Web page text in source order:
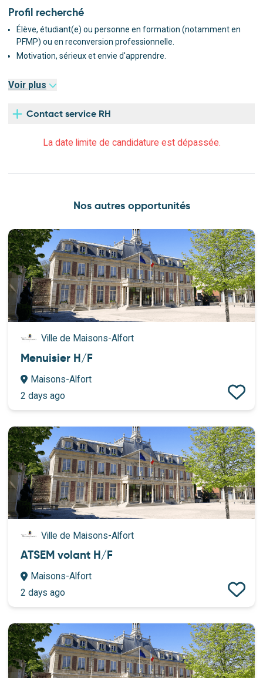
Participer aux activités quotidiennes du service.
Assister les agents dans leurs missions.
Découvrir le fonctionnement d'une collectivité territoriale.
Transmets un CV et une lettre de motivation.
stage.
souhaitée.
Profil recherché
Élève, étudiant(e) ou personne en formation (notamment en
PFMP) ou en reconversion professionnelle.
Motivation, sérieux et envie d'apprendre.
Voir plus
Contact service RH
La date limite de candidature est dépassée.
Nos autres opportunités
Ville de Maisons-Alfort
Menuisier H/F
Maisons-Alfort
2 days ago
Ville de Maisons-Alfort
ATSEM volant H/F
Maisons-Alfort
2 days ago